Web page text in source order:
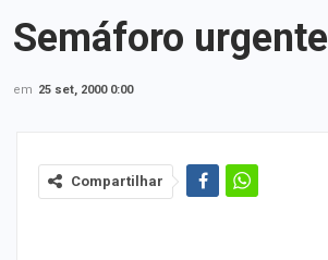
Semáforo urgente
em 25 set, 2000 0:00
Compartilhar